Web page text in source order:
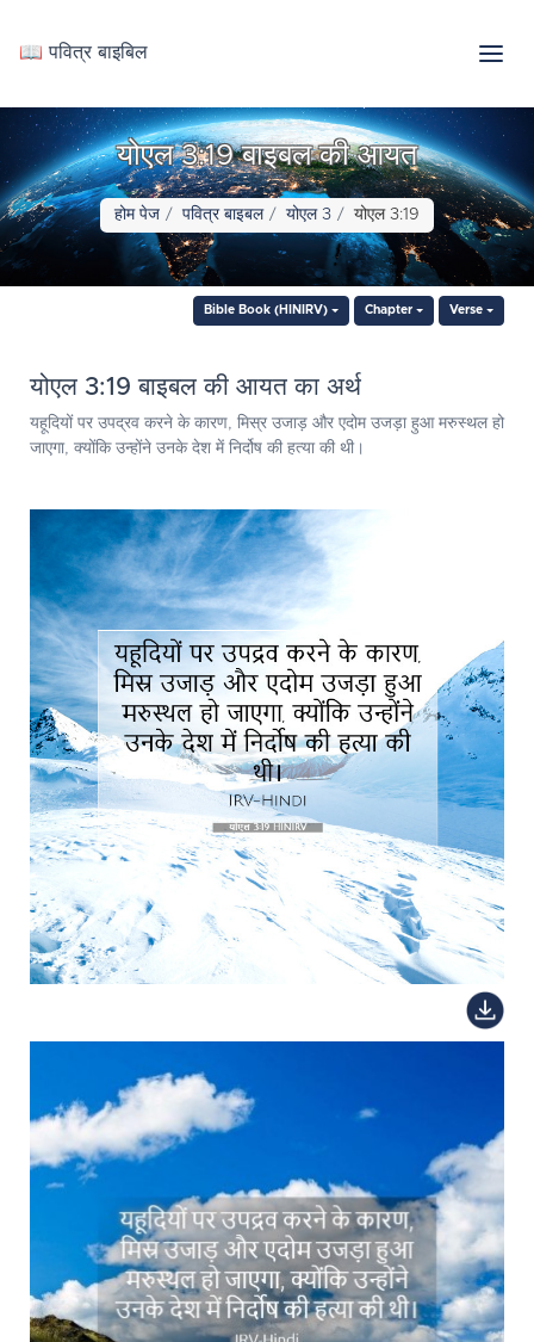
📖 पवित्र बाइबिल
योएल 3:19 बाइबल की आयत
होम पेज पवित्र बाइबल योएल 3 योएल 3:19
Bible Book (HINIRV) Chapter Verse
योएल 3:19 बाइबल की आयत का अर्थ
यहूदियों पर उपद्रव करने के कारण, मिस्र उजाड़ और एदोम उजड़ा हुआ मरुस्थल हो
जाएगा, क्योंकि उन्होंने उनके देश में निर्दोष की हत्या की थी।